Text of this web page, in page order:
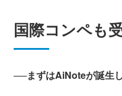
国際コンペも
──まずはAiNoteが誕生